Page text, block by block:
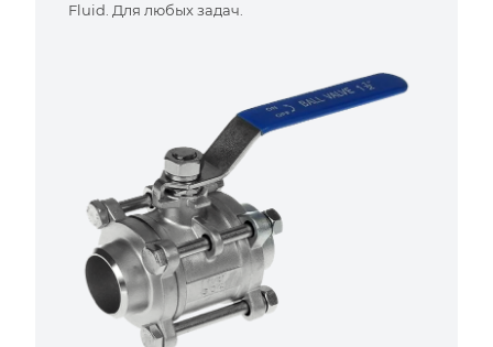
Fluid. Для любых задач.